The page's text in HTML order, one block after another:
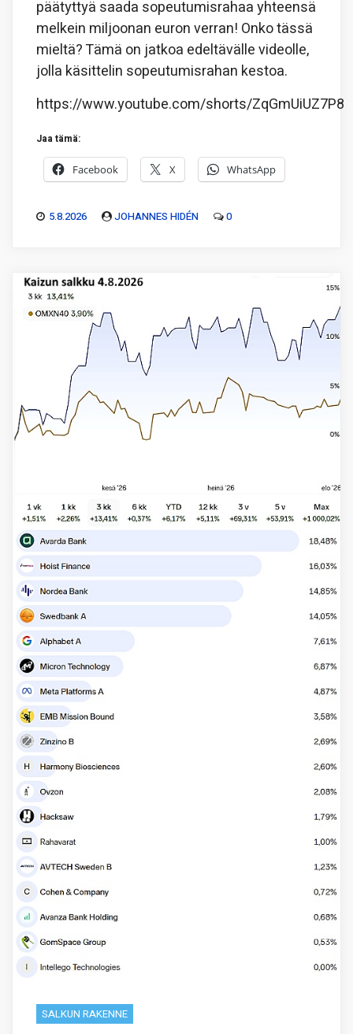
päätyttyä saada sopeutumisrahaa yhteensä
melkein miljoonan euron verran! Onko tässä
mieltä? Tämä on jatkoa edeltävälle videolle,
jolla käsittelin sopeutumisrahan kestoa.
https://www.youtube.com/shorts/ZqGmUiUZ7P8
Jaa tämä:
Facebook X WhatsApp
5.8.2026 JOHANNES HIDÉN 0
SALKUN RAKENNE